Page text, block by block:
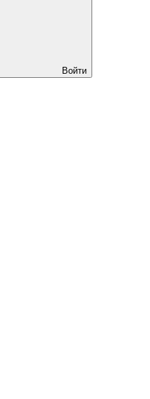
Войти